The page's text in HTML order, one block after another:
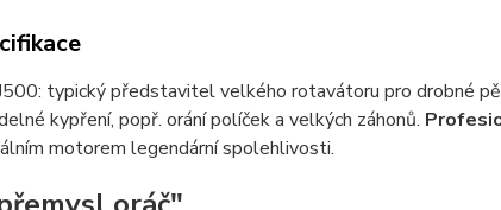
typický představitel velkého rotavátoru pro drobné
kypření, popř. orání políček a velkých záhonů.
motorem legendární spolehlivosti.